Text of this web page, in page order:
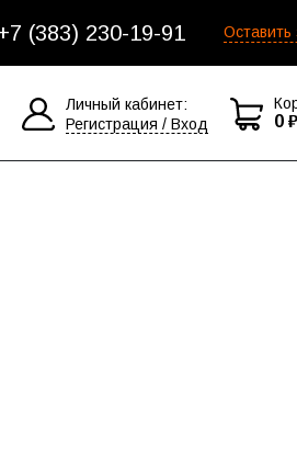
(383) 230-19-91 Оставить
Личный кабинет:
Регистрация / Вход
0 ₽